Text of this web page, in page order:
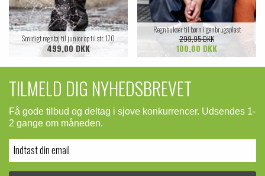
Smidigt regntøj til junior op til str. 170
499,00 DKK
Regnbukser til børn i genbrugsplast
299,95 DKK
100,00 DKK
TILMELD DIG NYHEDSBREVET
Få gode tilbud og deltag i sjove konkurrencer. Udsendes 1-
2 gange om måneden.